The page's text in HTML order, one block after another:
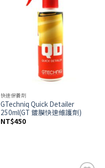
快速保養劑
GTechniq Quick Detailer
250ml(GT 鍍膜快速維護劑)
NT$450